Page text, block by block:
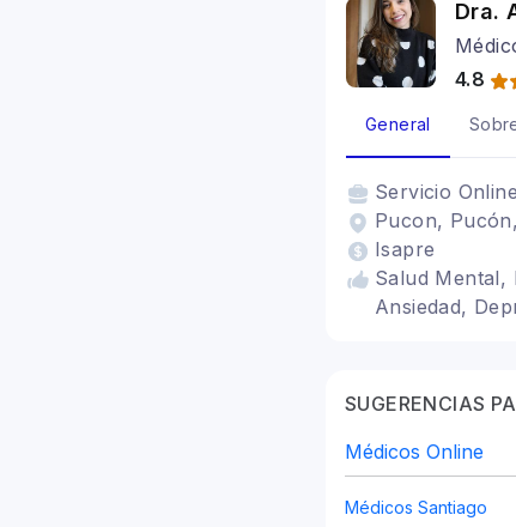
Dra.
4.8
General
Servicio Online
Pucon,
Isapre
Salud Mental,
Ansiedad,
SUGERENCIAS
Médicos Online
Médicos Santiago